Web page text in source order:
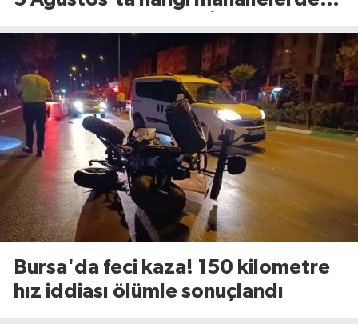
tam liste...
Bursa'da feci kaza! 150 kilometre
hız iddiası ölümle sonuçlandı